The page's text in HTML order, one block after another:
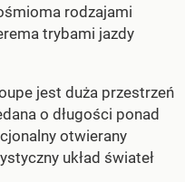
rodzajami
trybami jazdy
jest duża przestrzeń
o długości ponad
otwierany
układ świateł